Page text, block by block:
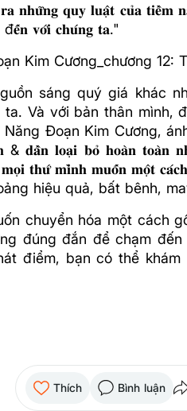
𝐧𝐡𝐮̛̃𝐧𝐠 𝐪𝐮𝐲 𝐥𝐮𝐚̣̂𝐭 𝐜𝐮̉𝐚 𝐭𝐢𝐞̂̀𝐦
đ𝐞̂́𝐧 𝐯𝐨̛́𝐢 𝐜𝐡𝐮́𝐧𝐠 𝐭𝐚."
Kim Cương_chương 12:
sáng quý giá khác
Và với bản thân mình,
Đoạn Kim Cương, ánh
& 𝐝𝐚̂̀𝐧 𝐥𝐨𝐚̣𝐢 𝐛𝐨̉ 𝐡𝐨𝐚̀𝐧 𝐭𝐨𝐚̀𝐧
𝐭𝐡𝐮̛́ 𝐦𝐢̀𝐧𝐡 𝐦𝐮𝐨̂́𝐧 𝐦𝐨̣̂𝐭
hiệu quả, bất bênh,
chuyển hóa một cách
đúng đắn để chạm
điểm, bạn có thể
Thích Bình luận